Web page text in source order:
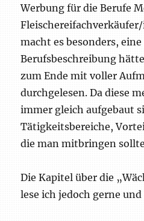
Werbung für die Berufe
macht es besonders,
Berufsbeschreibung
zum Ende mit voller
durchgelesen. Da diese
immer gleich aufgebaut
Tätigkeitsbereiche,
die man mitbringen
Die Kapitel über die
lese ich jedoch gerne